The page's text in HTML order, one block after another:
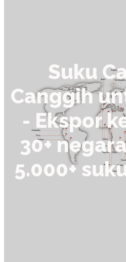
Suku
Canggih
- Ekspor
30+
5.000+